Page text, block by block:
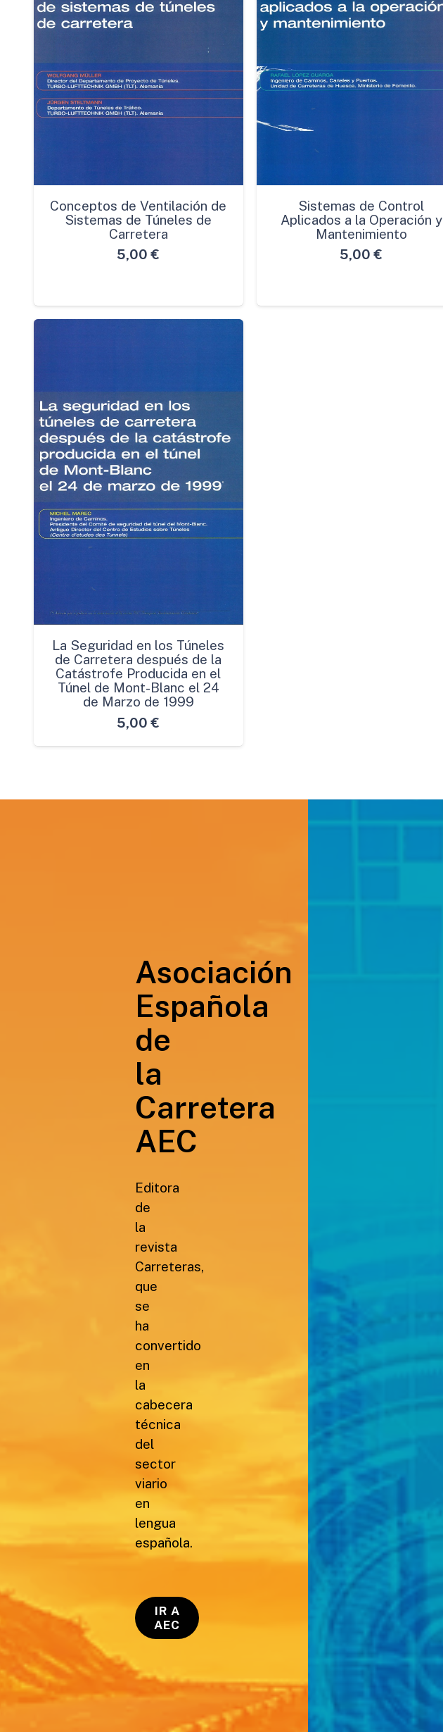
Conceptos de Ventilación de
Sistemas de Túneles de
Carretera
5,00 €
Sistemas de Control
Aplicados a la Operación y
Mantenimiento
5,00 €
La Seguridad en los Túneles
de Carretera después de la
Catástrofe Producida en el
Túnel de Mont-Blanc el 24
de Marzo de 1999
5,00 €
Asociación
Española
de
la
Carretera
AEC
Editora
de
la
revista
Carreteras,
que
se
ha
convertido
en
la
cabecera
técnica
del
sector
viario
en
lengua
española.
IR A
AEC